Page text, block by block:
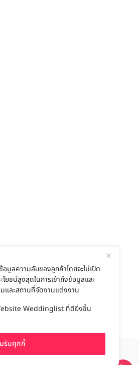
มูลความลับของลูกค้าโดยจะไม่เปิด
ยชน์สูงสุดในการเข้าถึงข้อมูลและ
และสถานที่จัดงานแต่งงาน
Weddinglist ที่ดียิ่งขึ้น
รับคุกกี้